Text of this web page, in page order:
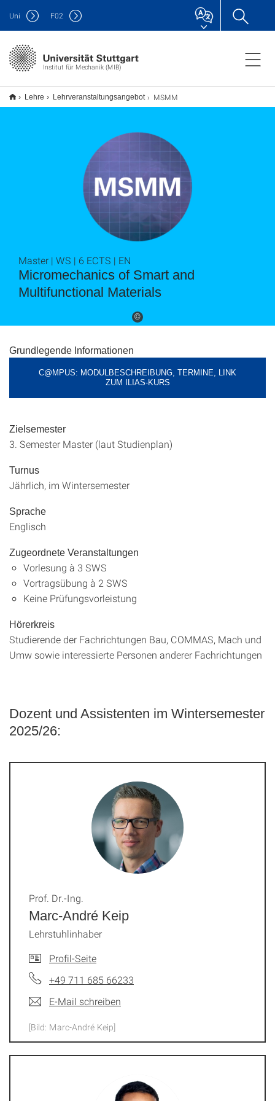
Institut für Mechanik (MIB)
Uni F02
Lehre Lehrveranstaltungsangebot MSMM
©
Micromechanics of Smart and
Multifunctional Materials
Master | WS | 6 ECTS | EN
Grundlegende Informationen
C@MPUS: MODULBESCHREIBUNG, TERMINE, LINK
ZUM ILIAS-KURS
Zielsemester
3. Semester Master (laut Studienplan)
Turnus
Jährlich, im Wintersemester
Sprache
Englisch
Zugeordnete Veranstaltungen
Vorlesung à 3 SWS
Vortragsübung à 2 SWS
Keine Prüfungsvorleistung
Hörerkreis
Studierende der Fachrichtungen Bau, COMMAS, Mach und
Umw sowie interessierte Personen anderer Fachrichtungen
Dozent und Assistenten im Wintersemester
2025/26:
Marc-André Keip
Prof. Dr.-Ing.
Lehrstuhlinhaber
Profil-Seite
+49 711 685 66233
E-Mail schreiben
[Bild: Marc-André Keip]